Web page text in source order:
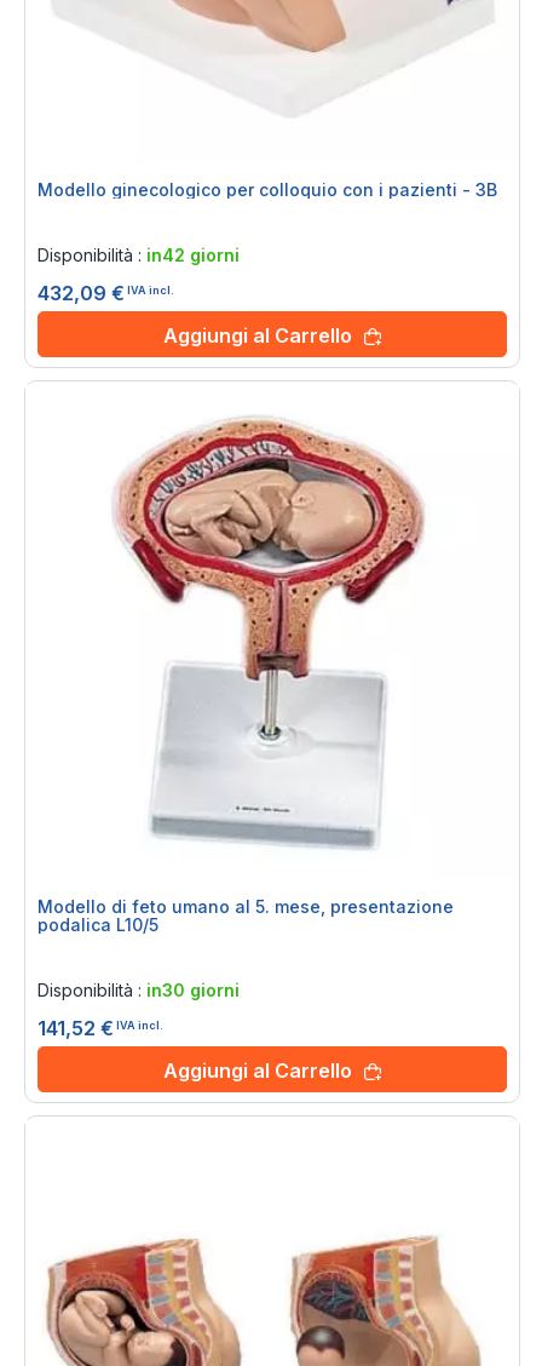
Modello ginecologico per colloquio con i pazienti - 3B
Disponibilità : in42 giorni
432,09 € IVA incl.
Aggiungi al Carrello
Modello di feto umano al 5. mese, presentazione
podalica L10/5
Disponibilità : in30 giorni
141,52 € IVA incl.
Aggiungi al Carrello